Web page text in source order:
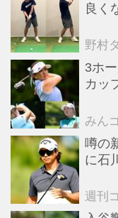
良く
野村
3ホ
カッ
ド】
みん
噂の
に石
週刊